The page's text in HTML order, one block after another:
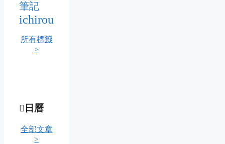
筆記
ichirou
所有標籤
>
日曆
全部文章
>